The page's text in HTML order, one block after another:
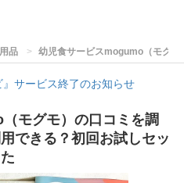
品 幼児食サービスmogumo（モグモ
』サービス終了のお知らせ
モグモ）の口コミを調
できる？初回お試しセッ